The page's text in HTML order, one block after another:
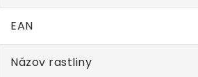
EAN
Názov rastliny